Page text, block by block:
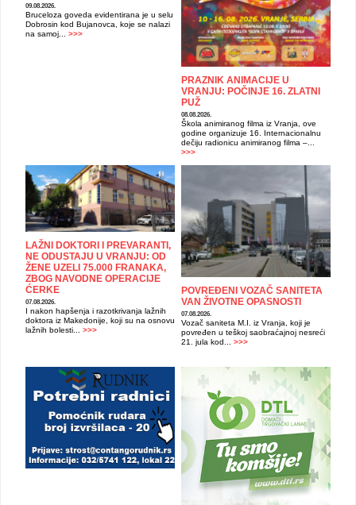
09.08.2026.
Bruceloza goveda evidentirana je u selu
Dobrosin kod Bujanovca, koje se nalazi
na samoj... >>>
PRAZNIK ANIMACIJE U
VRANJU: POČINJE 16. ZLATNI
PUŽ
08.08.2026.
Škola animiranog filma iz Vranja, ove
godine organizuje 16. Internacionalnu
dečiju radionicu animiranog filma –...
>>>
LAŽNI DOKTORI I PREVARANTI,
NE ODUSTAJU U VRANJU: OD
ŽENE UZELI 75.000 FRANAKA,
ZBOG NAVODNE OPERACIJE
ĆERKE
07.08.2026.
I nakon hapšenja i razotkrivanja lažnih
doktora iz Makedonije, koji su na osnovu
lažnih bolesti... >>>
POVREĐENI VOZAČ SANITETA
VAN ŽIVOTNE OPASNOSTI
07.08.2026.
Vozač saniteta M.I. iz Vranja, koji je
povređen u teškoj saobraćajnoj nesreći
21. jula kod... >>>